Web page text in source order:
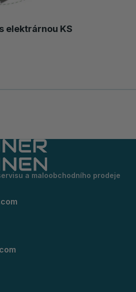
elektrárnou KS
a maloobchodního prodeje